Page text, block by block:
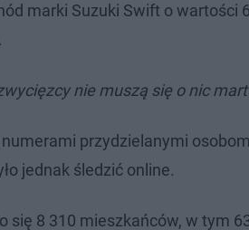
marki Suzuki Swift o wartości
nie muszą się o nic
przydzielanymi
jednak śledzić online.
się 8 310 mieszkańców, w tym